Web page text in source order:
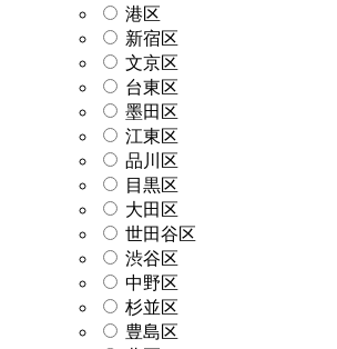
港区
新宿区
文京区
台東区
墨田区
江東区
品川区
目黒区
大田区
世田谷区
渋谷区
中野区
杉並区
豊島区